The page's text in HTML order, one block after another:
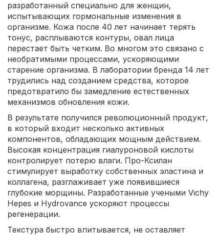
разработанный специально для женщин,
испытывающих гормональные изменения в
организме. Кожа после 40 лет начинает терять
тонус, расплываются контуры, овал лица
перестает быть четким. Во многом это связано с
необратимыми процессами, ускоряющими
старение организма. В лаборатории бренда 14 лет
трудились над созданием средства, которое
предотвратило бы замедление естественных
механизмов обновления кожи.
В результате получился революционный продукт,
в который входит несколько активных
компонентов, обладающих мощным действием.
Высокая концентрация гиалуроновой кислоты
контролирует потерю влаги. Про-Ксилан
стимулирует выработку собственных эластина и
коллагена, разглаживает уже появившиеся
глубокие морщины. Разработанные учеными Vichy
Hepes и Hydrovance ускоряют процессы
регенерации.
Текстура быстро впитывается, не оставляет